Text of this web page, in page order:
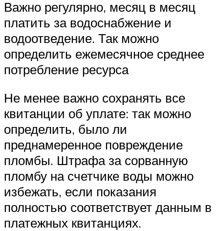
Важно регулярно, месяц в месяц
платить за водоснабжение и
водоотведение. Так можно
определить ежемесячное среднее
потребление ресурса
Не менее важно сохранять все
квитанции об уплате: так можно
определить, было ли
преднамеренное повреждение
пломбы. Штрафа за сорванную
пломбу на счетчике воды можно
избежать, если показания
полностью соответствует данным в
платежных квитанциях.